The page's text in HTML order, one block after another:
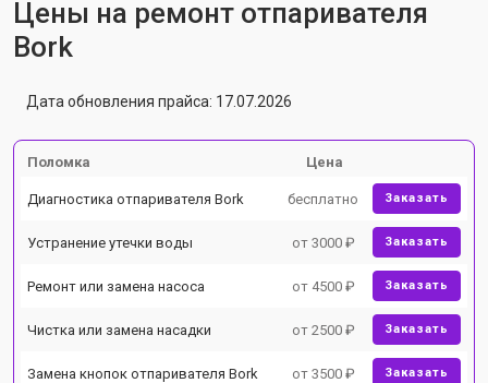
Цены на ремонт отпаривателя
Bork
Дата обновления прайса: 17.07.2026
Поломка Цена
Диагностика отпаривателя Bork бесплатно Заказать
Устранение утечки воды от 3000 ₽ Заказать
Ремонт или замена насоса от 4500 ₽ Заказать
Чистка или замена насадки от 2500 ₽ Заказать
Замена кнопок отпаривателя Bork от 3500 ₽ Заказать